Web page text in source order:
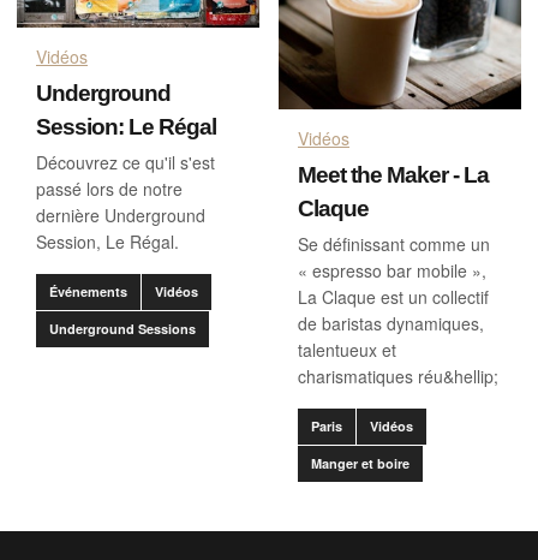
Vidéos
Underground
Session: Le Régal
Découvrez ce qu'il s'est
passé lors de notre
dernière Underground
Session, Le Régal.
Événements Vidéos
Underground Sessions
Vidéos
Meet the Maker - La
Claque
Se définissant comme un
« espresso bar mobile »,
La Claque est un collectif
de baristas dynamiques,
talentueux et
charismatiques réu&hellip;
Paris Vidéos
Manger et boire